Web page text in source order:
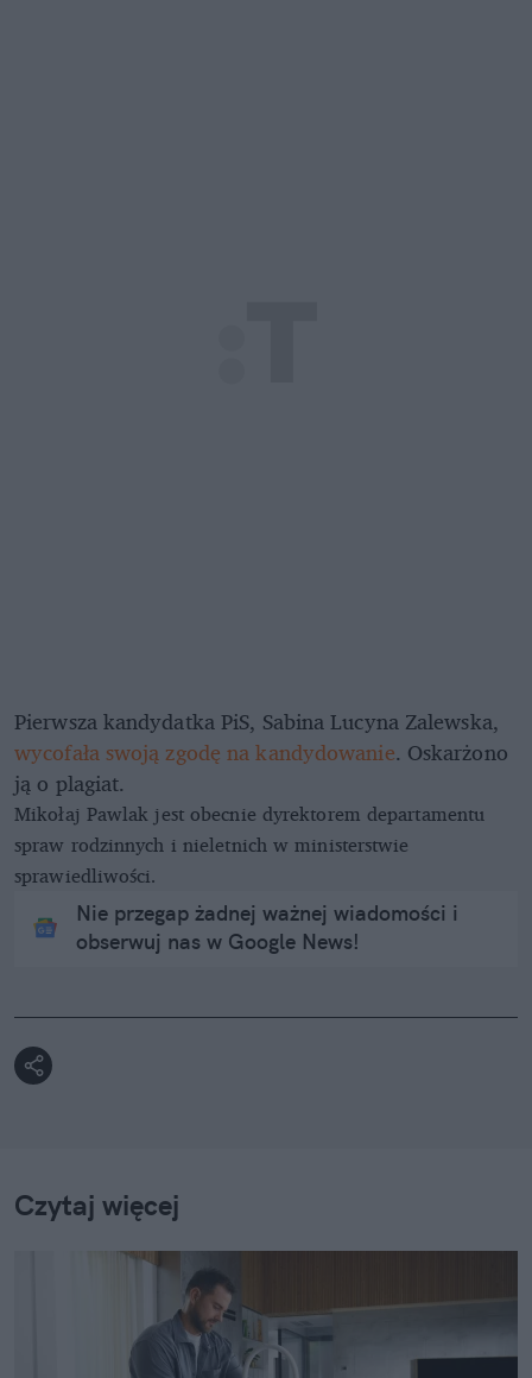
Pierwsza kandydatka PiS, Sabina Lucyna Zalewska,
wycofała swoją zgodę na kandydowanie. Oskarżono
ją o plagiat.
Mikołaj Pawlak jest obecnie dyrektorem departamentu
spraw rodzinnych i nieletnich w ministerstwie
sprawiedliwości.
Nie przegap żadnej ważnej wiadomości i
obserwuj nas w Google News!
Czytaj więcej